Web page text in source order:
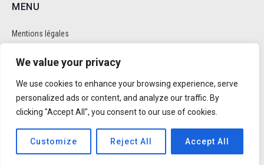
We value your privacy
We use cookies to enhance your browsing experience, serve
personalized ads or content, and analyze our traffic. By
clicking "Accept All", you consent to our use of cookies.
Customize Reject All Accept All
MENU
Mentions légales
Politique de cookie et de confidentalité
RÉSEAUX SOCIAUX